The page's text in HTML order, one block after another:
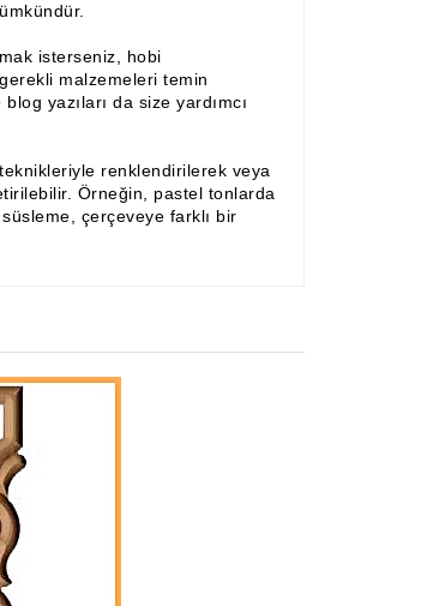
isterseniz, hobi
malzemeleri temin
yazıları da size yardımcı
renklendirilerek veya
Örneğin, pastel tonlarda
çerçeveye farklı bir